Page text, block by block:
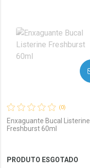
Laboratório
Ver Desconto Convênio
Por Menos
(0)
Enxaguante Bucal Listerine
Freshburst 60ml
PRODUTO ESGOTADO
AVISE-ME